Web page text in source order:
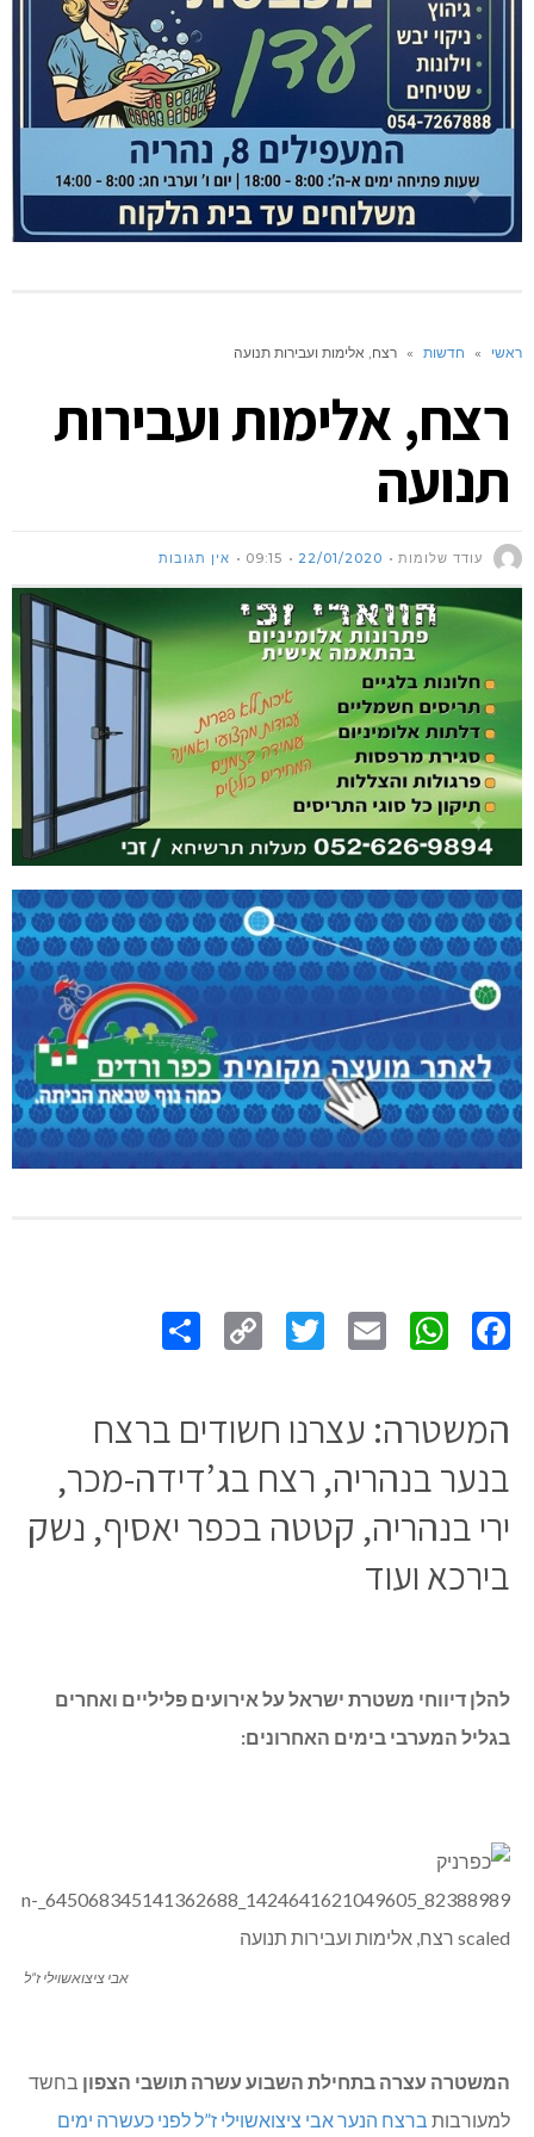
» חדשות » רצח, אלימות ועבירות תנועה
רצח, אלימות ועבירות
תנועה
עודד שלומות 22/01/2020
09:15 אין תגובות
Link
המשטרה: עצרנו חשודים ברצח
בנער בנהריה, רצח בג’דידה-מכר,
ירי בנהריה, קטטה בכפר יאסיף, נשק
בירכא ועוד
להלן דיווחי משטרת ישראל על אירועים פליליים ואחרים
בגליל המערבי בימים האחרונים:
אבי ציצואשוילי ז”ל
המשטרה עצרה בתחילת השבוע עשרה תושבי הצפוןבחשד
למעורבותברצח הנער אבי ציצואשוילי ז”ל לפני כעשרה ימים